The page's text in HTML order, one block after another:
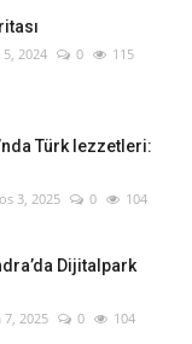
2024 0 115
Türk lezzetleri:
3, 2025 0 104
Dijitalpark
7, 2025 0 104